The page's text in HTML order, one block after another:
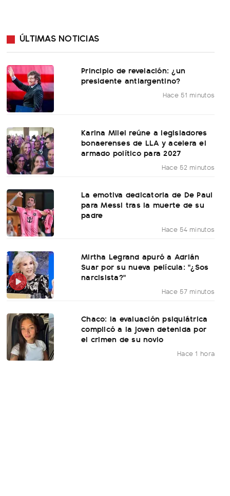
ÚLTIMAS NOTICIAS
Principio de revelación: ¿un
presidente antiargentino?
Hace 51 minutos
Karina Milei reúne a legisladores
bonaerenses de LLA y acelera el
armado político para 2027
Hace 52 minutos
La emotiva dedicatoria de De Paul
para Messi tras la muerte de su
padre
Hace 54 minutos
Mirtha Legrand apuró a Adrián
Suar por su nueva película: "¿Sos
narcisista?"
Hace 57 minutos
Chaco: la evaluación psiquiátrica
complicó a la joven detenida por
el crimen de su novio
Hace 1 hora